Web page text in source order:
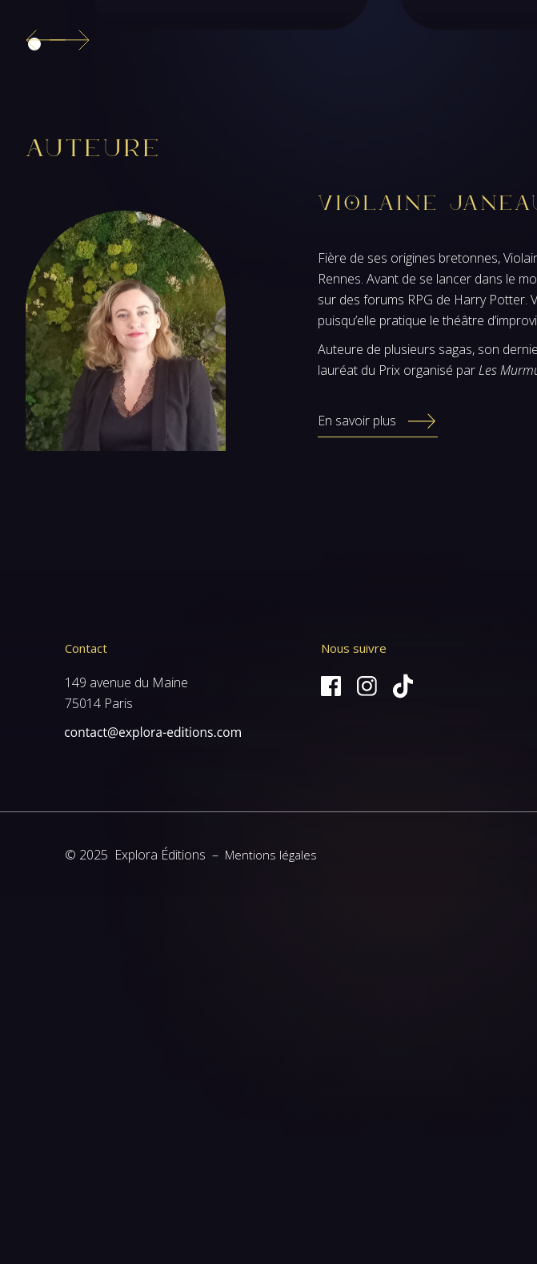
Auteure
Violaine
Fière de ses origines bretonnes,
Rennes. Avant de se lancer dans le
sur des forums RPG de Harry Potter.
puisqu’elle pratique le théâtre
Auteure de plusieurs sagas, son
lauréat du Prix organisé parLes
En savoir plus
Contact
149 avenue du Maine
75014 Paris
Nous suivre
© 2025 Explora Éditions – Mentions légales